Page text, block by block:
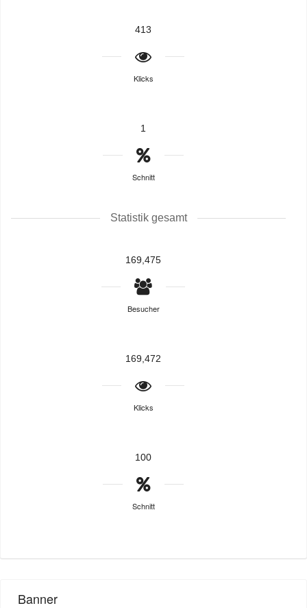
413
Klicks
1
Schnitt
Statistik gesamt
169,475
Besucher
169,472
Klicks
100
Schnitt
Banner